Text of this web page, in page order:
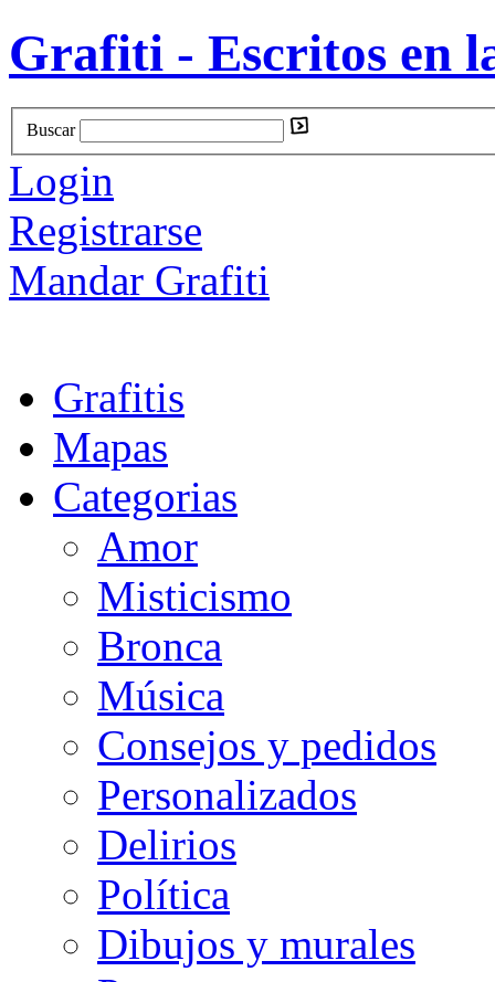
Grafiti - Escritos en
Buscar
Login
Registrarse
Mandar Grafiti
Grafitis
Mapas
Categorias
Amor
Misticismo
Bronca
Música
Consejos y pedidos
Personalizados
Delirios
Política
Dibujos y murales